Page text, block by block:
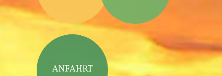
ANFAHRT